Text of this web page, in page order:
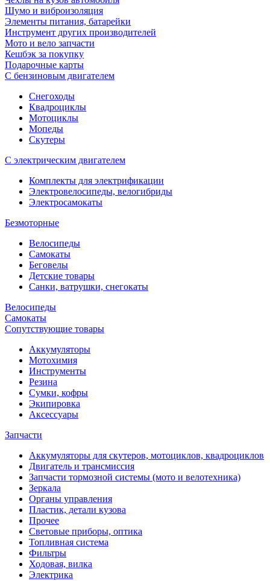
Шумо и виброизоляция
Элементы питания, батарейки
Инструмент других производителей
Мото и вело запчасти
Кешбэк за покупку
Подарочные карты
С бензиновым двигателем
Снегоходы
Квадроциклы
Мотоциклы
Мопеды
Скутеры
С электрическим двигателем
Комплекты для электрификации
Электровелосипеды, велогибриды
Электросамокаты
Безмоторные
Велосипеды
Самокаты
Беговелы
Детские товары
Санки, ватрушки, снегокаты
Велосипеды
Самокаты
Сопутствующие товары
Аккумуляторы
Мотохимия
Инструменты
Резина
Сумки, кофры
Экипировка
Аксессуары
Запчасти
Аккумуляторы для скутеров, мотоциклов, квадроциклов
Двигатель и трансмиссия
Запчасти тормозной системы (мото и велотехника)
Зеркала
Органы управления
Пластик, детали кузова
Прочее
Световые приборы, оптика
Топливная система
Фильтры
Ходовая, вилка
Электрика